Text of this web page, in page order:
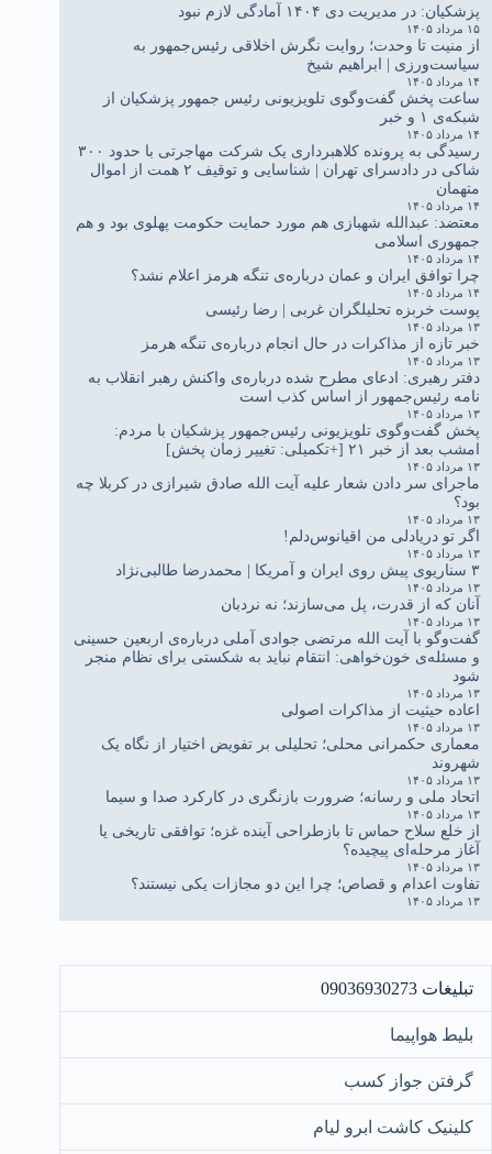
پزشکیان: در مدیریت دی ۱۴۰۴ آمادگی لازم نبود
۱۵ مرداد ۱۴۰۵
از منیت تا وحدت؛ روایت نگرش اخلاقی رئیس‌جمهور به
سیاست‌ورزی | ابراهیم شیخ
۱۴ مرداد ۱۴۰۵
ساعت پخش گفت‌وگوی تلویزیونی رئیس جمهور پزشکیان از
شبکه‌ی ۱ و خبر
۱۴ مرداد ۱۴۰۵
رسیدگی به پرونده کلاهبرداری یک شرکت مهاجرتی با حدود ۳۰۰
شاکی در دادسرای تهران | شناسایی و توقیف ۲ همت از اموال
متهمان
۱۴ مرداد ۱۴۰۵
معتضد: عبدالله شهبازی هم مورد حمایت حکومت پهلوی بود و هم
جمهوری اسلامی
۱۴ مرداد ۱۴۰۵
چرا توافق ایران و عمان درباره‌ی تنگه هرمز اعلام نشد؟
۱۴ مرداد ۱۴۰۵
پوست خربزه تحلیلگران غربی | رضا رئیسی
۱۳ مرداد ۱۴۰۵
خبر تازه از مذاکرات در حال انجام درباره‌ی تنگه هرمز
۱۳ مرداد ۱۴۰۵
دفتر رهبری: ادعای مطرح شده درباره‌ی واکنش رهبر انقلاب به
نامه رئیس‌جمهور از اساس کذب است
۱۳ مرداد ۱۴۰۵
پخش گفت‌وگوی تلویزیونی رئیس‌جمهور پزشکیان با مردم:
امشب بعد از خبر ۲۱ [+تکمیلی: تغییر زمان پخش]
۱۳ مرداد ۱۴۰۵
ماجرای سر دادن شعار علیه آیت الله صادق شیرازی در کربلا چه
بود؟
۱۳ مرداد ۱۴۰۵
اگر تو دریادلی من اقیانوس‌دلم!
۱۳ مرداد ۱۴۰۵
۳ سناریوی پیش روی ایران و آمریکا | محمدرضا طالبی‌نژاد
۱۳ مرداد ۱۴۰۵
آنان که از قدرت، پل می‌سازند؛ نه نردبان
۱۳ مرداد ۱۴۰۵
گفت‌وگو با آیت الله مرتضی جوادی آملی درباره‌ی اربعین حسینی
و مسئله‌ی خون‌خواهی: انتقام نباید به شکستی برای نظام منجر
شود
۱۳ مرداد ۱۴۰۵
اعاده حیثیت از مذاکرات اصولی
۱۳ مرداد ۱۴۰۵
معماری حکمرانی محلی؛ تحلیلی بر تفویض اختیار از نگاه یک
شهروند
۱۳ مرداد ۱۴۰۵
اتحاد ملی و رسانه؛ ضرورت بازنگری در کارکرد صدا و سیما
۱۳ مرداد ۱۴۰۵
از خلع سلاح حماس تا بازطراحی آینده غزه؛ توافقی تاریخی یا
آغاز مرحله‌ای پیچیده؟
۱۳ مرداد ۱۴۰۵
تفاوت اعدام و قصاص؛ چرا این دو مجازات یکی نیستند؟
۱۳ مرداد ۱۴۰۵
تبلیغات 09036930273
بلیط هواپیما
گرفتن جواز کسب
کلینیک کاشت ابرو لیام